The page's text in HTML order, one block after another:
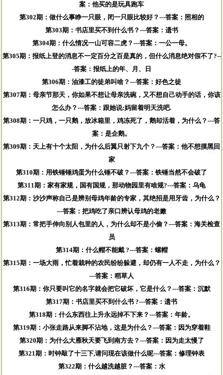
案：他买的是玩具跑车
第302期：做什么事睁一只眼，闭一只眼比较好？---答案：照相的
第303期：书店里买不到什么书？---答案：遗书
第304期：什么情况一山可容二虎？---答案：一公一母。
第305期：报纸上登的消息不一定百分之百是真的，但什么消息绝对假不了?--
-答案：报纸上的年、月、日
第306期：油漆工的徒弟叫啥？---答案：好色之徒
第307期：母亲节那天，你如果不想让母亲洗碗，又不想自己动手的话，你该
怎么办？---答案：跟她说:妈留着明天洗吧.
第308期：一只鸡，一只鹅，放冰箱里，鸡冻死了，鹅却活着，为什么？---答
案：是企鹅。
第309期：天上有十个太阳，为什么后翼只射下九个？---答案：他不想摸黑回
家
第310期：用铁锤锤鸡蛋为什么锤不破？---答案：铁锤当然不会破了
第311期：家有家规，国有国规，那动物园里有啥规?---答案：乌龟
第312期：沙沙声称自己是辨别母鸡年龄的专家，其绝招是用牙齿，为什么？
---答案：把鸡吃了亲口辨认母鸡的老嫩
第313期：常把手伸向别人包里的人，为什么却不是小偷？---答案：海关检查
员
第314期：什么帽不能戴 ?---答案：螺帽
第315期：一场大雨，忙着栽种的农民纷纷躲避，却仍有一人不走，为什么？
---答案：稻草人
第316期：你只要叫它的名字就会把它破坏，它是什么？---答案：沉默
第317期：书店里买不到什么书 ?---答案：遗书
第318期：什么东西往上升永远掉不下来？---答案：年龄。
第319期：小张走路从来脚不沾地，这是为什么？---答案：因为穿着鞋
第320期：为什么大雁秋天要飞到南方去？---答案：因为走太慢了
第321期：时钟敲了十三下,请问现在该做什么呢---答案：修理钟表
第322期：什么越洗越脏？---答案：水